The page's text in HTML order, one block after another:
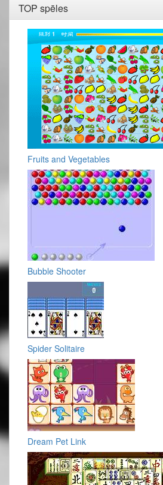
TOP spēles
Fruits and Vegetables
Bubble Shooter
Spider Solitaire
Dream Pet Link